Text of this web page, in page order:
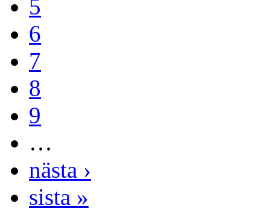
5
6
7
8
9
…
nästa ›
sista »